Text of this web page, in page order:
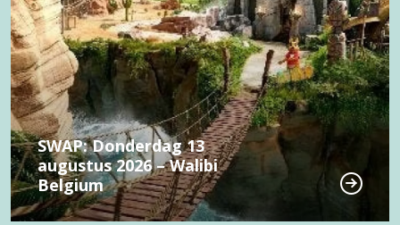
SWAP: Donderdag 13
augustus 2026 – Walibi
Belgium